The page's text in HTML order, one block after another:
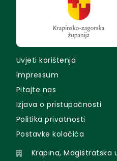
Uvjeti korištenja
Impressum
Pitajte nas
Izjava o pristupačnosti
Politika privatnosti
Postavke kolačića
Krapina, Magistratska